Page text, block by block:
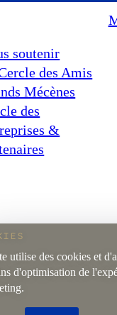
soutenir
des Amis
Mécènes
des
&
utilise des cookies et
d'optimisation de